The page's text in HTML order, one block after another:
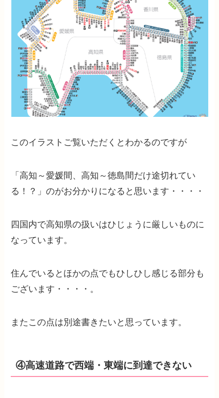
このイラストご覧いただくとわかるのですが
「高知～愛媛間、高知～徳島間だけ途切れてい
る！？」のがお分かりになると思います・・・・
四国内で高知県の扱いはひじょうに厳しいものに
なっています。
住んでいるとほかの点でもひしひし感じる部分も
ございます・・・・。
またこの点は別途書きたいと思っています。
④高速道路で西端・東端に到達できない